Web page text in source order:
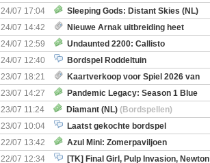
24/07 17:04
Sleeping Gods: Distant Skies (NL)
(Bordspellen)
24/07 14:42
Nieuwe Arnak uitbreiding heet
Surprise Shipments
24/07 12:59
Undaunted 2200: Callisto
(Bordspellen)
24/07 12:40
Bordspel Roddeltuin
23/07 18:21
Kaartverkoop voor Spiel 2026 van
start
23/07 14:27
Pandemic Legacy: Season 1 Blue
(Bordspellen)
23/07 11:24 Diamant (NL) (Bordspellen)
23/07 10:04
Laatst gekochte bordspel
22/07 13:42
Azul Mini: Zomerpaviljoen
(Bordspellen)
22/07 12:34 [TK] Final Girl, Pulp Invasion, Newton